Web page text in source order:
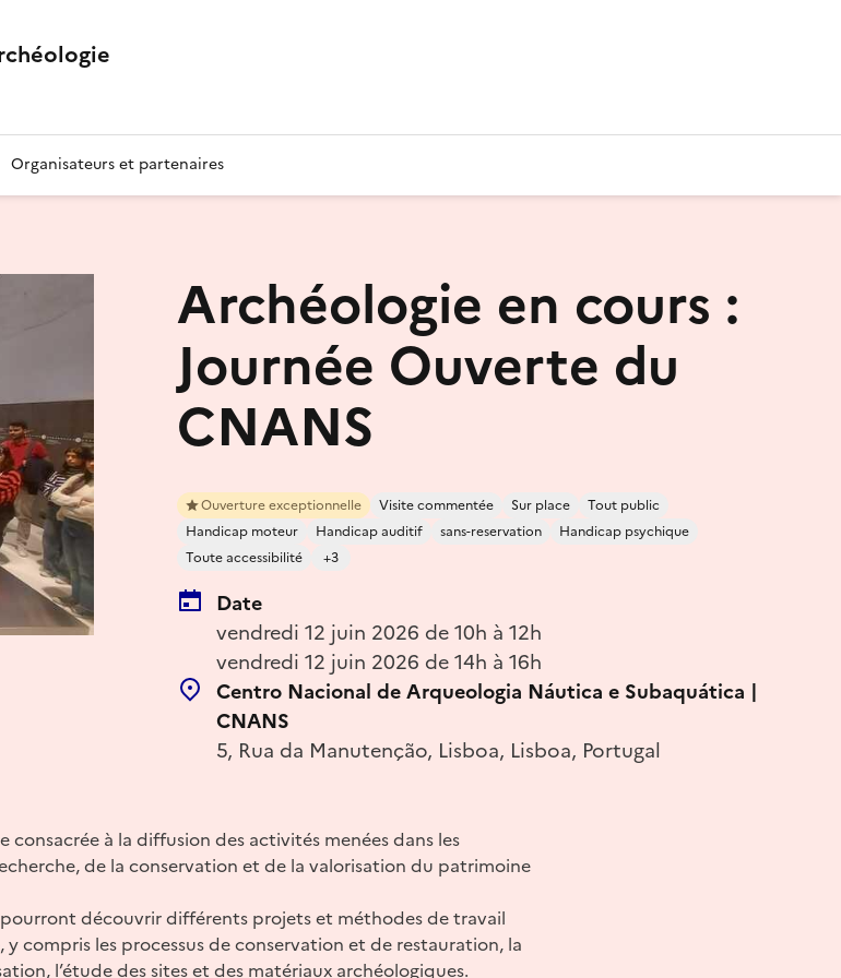
Organisateurs et partenaires
Archéologie en cours :
Journée Ouverte du
CNANS
Ouverture exceptionnelle Visite commentée Sur place
Tout public
Handicap moteur
Handicap auditif sans-reservation
Handicap psychique
Toute accessibilité
+3
Date
vendredi 12 juin 2026 de 10h à 12h
vendredi 12 juin 2026 de 14h à 16h
Centro Nacional de Arqueologia Náutica e Subaquática |
CNANS
5, Rua da Manutenção, Lisboa, Lisboa, Portugal
consacrée à la diffusion des activités menées dans les
de la conservation et de la valorisation du patrimoine
découvrir différents projets et méthodes de travail
y compris les processus de conservation et de restauration, la
l’étude des sites et des matériaux archéologiques.